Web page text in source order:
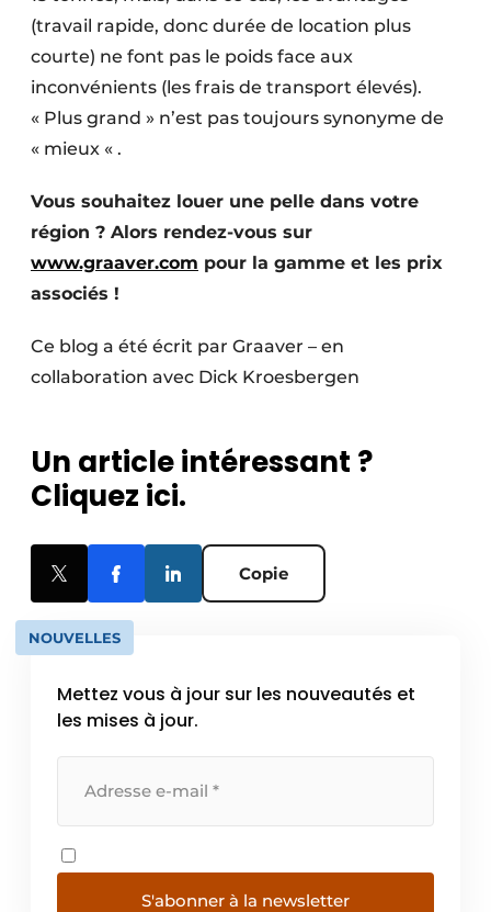
(travail rapide, donc durée de location plus
courte) ne font pas le poids face aux
inconvénients (les frais de transport élevés).
« Plus grand » n’est pas toujours synonyme de
« mieux « .
Vous souhaitez louer une pelle dans votre
région ? Alors rendez-vous sur
www.graaver.com pour la gamme et les prix
associés !
Ce blog a été écrit par Graaver – en
collaboration avec Dick Kroesbergen
Un article intéressant ?
Cliquez ici.
Copie
NOUVELLES
Mettez vous à jour sur les nouveautés et
les mises à jour.
S'abonner à la newsletter